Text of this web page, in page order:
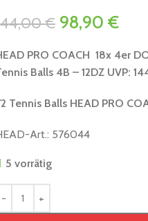
€ 98,90 €
PRO COACH 18x 4er
Balls 4B – 12DZ UVP:
Tennis Balls HEAD PRO
Art.: 576044
5 vorrätig